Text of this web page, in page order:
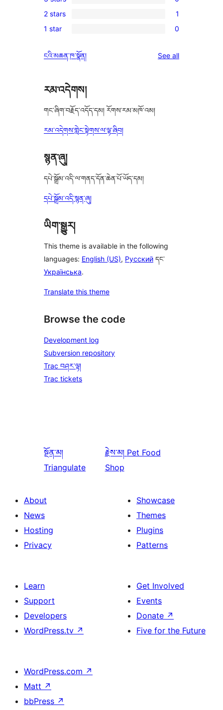
reviews
4-
star
reviews
0
3-
star
1
2-
review
2 stars 1
0
star
1 star 0
ངའི་མཆན་ཁ་སྣོན། See allreviews
རམ་འདེགས།
གང་ཞིག་བརྗོད་འདོད་དམ། རོགས་རམ་མཁོ་འམ།
རམ་འདེགས་གླེང་སྟེགས་ལ་ལྟ་ཞིབ།
སྙན་ཞུ།
དཔེ་སྒྲོམ་འདི་ལ་གནད་དོན་ཆེན་པོ་ཡོད་དམ།
དཔེ་སྒྲོམ་འདི་སྙན་ཞུ།
ཡིག་སྒྱུར།
This theme is available in the following
languages: English (US), Русский དང་
Українська.
Translate this theme
Browse the code
Development log
Subversion repository
Trac བཤར་ལྟ།
Trac tickets
སྔོན་མ།
Triangulate
རྗེས་མ། Pet Food
Shop
About
News
Hosting
Privacy
Showcase
Themes
Plugins
Patterns
Learn
Support
Developers
WordPress.tv ↗
Get Involved
Events
Donate ↗
Five for the Future
WordPress.com ↗
Matt ↗
bbPress ↗